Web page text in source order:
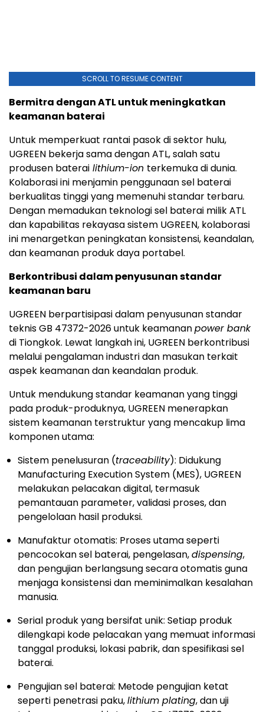
SCROLL TO RESUME CONTENT
Bermitra dengan ATL untuk meningkatkan
keamanan baterai
Untuk memperkuat rantai pasok di sektor hulu,
UGREEN bekerja sama dengan ATL, salah satu
produsen baterai lithium-ion terkemuka di dunia.
Kolaborasi ini menjamin penggunaan sel baterai
berkualitas tinggi yang memenuhi standar terbaru.
Dengan memadukan teknologi sel baterai milik ATL
dan kapabilitas rekayasa sistem UGREEN, kolaborasi
ini menargetkan peningkatan konsistensi, keandalan,
dan keamanan produk daya portabel.
Berkontribusi dalam penyusunan standar
keamanan baru
UGREEN berpartisipasi dalam penyusunan standar
teknis GB 47372-2026 untuk keamananpower bank
di Tiongkok. Lewat langkah ini, UGREEN berkontribusi
melalui pengalaman industri dan masukan terkait
aspek keamanan dan keandalan produk.
Untuk mendukung standar keamanan yang tinggi
pada produk-produknya, UGREEN menerapkan
sistem keamanan terstruktur yang mencakup lima
komponen utama:
Sistem penelusuran (traceability): Didukung
Manufacturing Execution System (MES), UGREEN
melakukan pelacakan digital, termasuk
pemantauan parameter, validasi proses, dan
pengelolaan hasil produksi.
Manufaktur otomatis: Proses utama seperti
pencocokan sel baterai, pengelasan,dispensing,
dan pengujian berlangsung secara otomatis guna
menjaga konsistensi dan meminimalkan kesalahan
manusia.
Serial produk yang bersifat unik: Setiap produk
dilengkapi kode pelacakan yang memuat informasi
tanggal produksi, lokasi pabrik, dan spesifikasi sel
baterai.
Pengujian sel baterai: Metode pengujian ketat
seperti penetrasi paku,lithium plating, dan uji